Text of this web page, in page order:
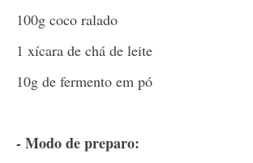
100g coco ralado
1 xícara de chá de leite
10g de fermento em pó
- Modo de preparo: